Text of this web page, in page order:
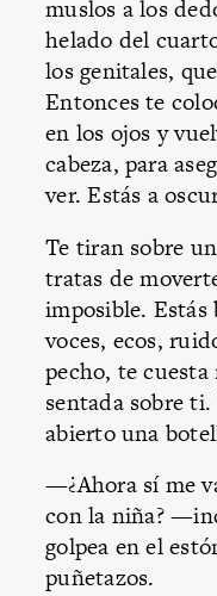
muslos a los
helado del
los genitales,
Entonces te
en los ojos y
cabeza, para
ver. Estás a
Te tiran sobre
tratas de
imposible. Estás
voces, ecos,
pecho, te
sentada sobre
abierto una
—¿Ahora sí me
con la niña?
golpea en el
puñetazos.